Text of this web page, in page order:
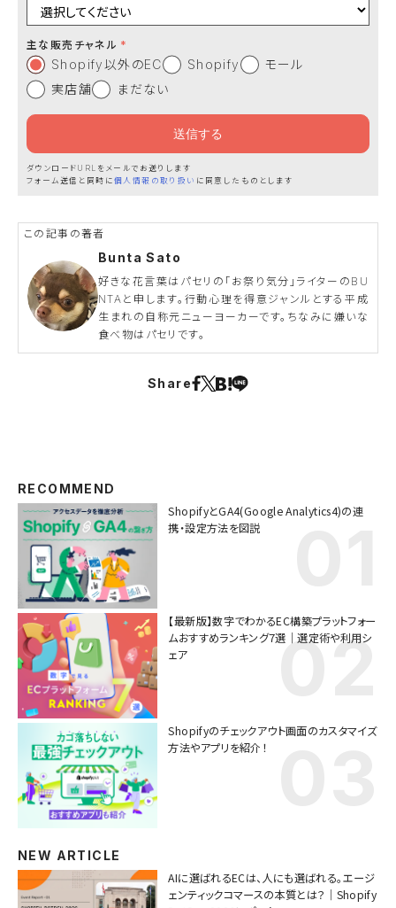
主な販売チャネル
Shopify以外のEC Shopify
モール
実店舗
まだない
ダウンロードURLをメールでお送りします
フォーム送信と同時に 個人情報の取り扱い に同意したものとします
Bunta Sato
好きな花言葉はパセリの「お祭り気分」ライターのBU
NTAと申します。行動心理を得意ジャンルとする平成
生まれの自称元ニューヨーカーです。ちなみに嫌いな
食べ物はパセリです。
Share
RECOMMEND
ShopifyとGA4(Google Analytics4)の連
携・設定方法を図説
【最新版】数字でわかるEC構築プラットフォー
ムおすすめランキング7選｜選定術や利用シ
ェア
Shopifyのチェックアウト画面のカスタマイズ
方法やアプリを紹介！
NEW ARTICLE
AIに選ばれるECは、人にも選ばれる。エージ
ェンティックコマースの本質とは？｜Shopify